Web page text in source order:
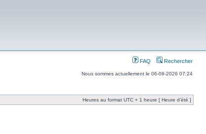
FAQ Rechercher
Nous sommes actuellement le 06-08-2026 07:24
Heures au format UTC + 1 heure [ Heure d’été ]